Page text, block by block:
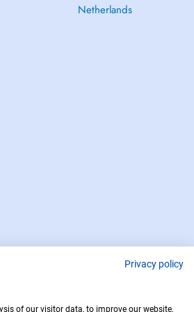
Netherlands
Privacy policy
of our visitor data, to improve our website,